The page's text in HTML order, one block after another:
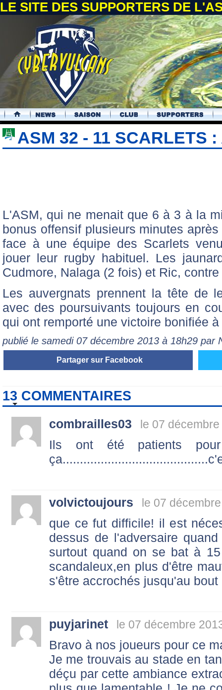
LE SITE DES SUPPORTERS DE
.
ASM 32 - 11 SCARLETS
L'ASM, qui ne menait que 6 à 3 à la
bonus offensif plusieurs minutes
face à une équipe des Scarlets
jouer leur rugby habituel. Les
Cudmore, Nalaga (2 fois) et Ric,
Les auvergnats prennent la tête de
avec des poursuivants toujours en
qui ont remporté une victoire bonifiée
publié le samedi 07 décembre 2013 à 18h29 par
Partager sur Facebook
13 COMMENTAIRES
combrailles03 le 07
Ils ont été patients
volvictoujours le 07
que ce fut difficile! il est
dessus de l'adversaire
surtout quand on se bat à
scandaleux,en plus d'être
s'être accrochés jusqu'au
puyjarinet le 07 décembre
Bravo à nos joueurs pour ce
Je me trouvais au stade en
déçu par cette ambiance